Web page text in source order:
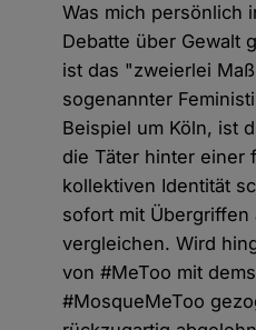
Was mich persönlich
Debatte über Gewalt
ist das "zweierlei
sogenannter
Beispiel um Köln, ist
die Täter hinter einer
kollektiven Identität
sofort mit
vergleichen. Wird
von #MeToo mit
#MosqueMeToo